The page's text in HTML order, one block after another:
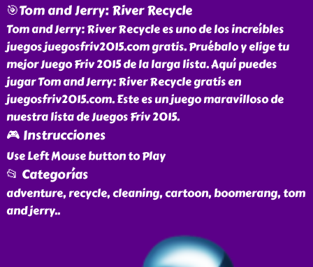
🎯Tom and Jerry: River Recycle
Tom and Jerry: River Recycle es uno de los increíbles
juegos juegosfriv2015.com gratis. Pruébalo y elige tu
mejor Juego Friv 2015 de la larga lista. Aquí puedes
jugar Tom and Jerry: River Recycle gratis en
juegosfriv2015.com. Este es un juego maravilloso de
nuestra lista de Juegos Friv 2015.
🎮 Instrucciones
Use Left Mouse button to Play
📂 Categorías
adventure, recycle, cleaning, cartoon, boomerang, tom
and jerry..